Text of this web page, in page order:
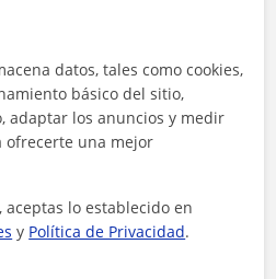
legaly deprivacidad
datos, tales como cookies,
básico del sitio,
adaptar los anuncios y medir
ofrecerte una mejor
aceptas lo establecido en
y Política de Privacidad.